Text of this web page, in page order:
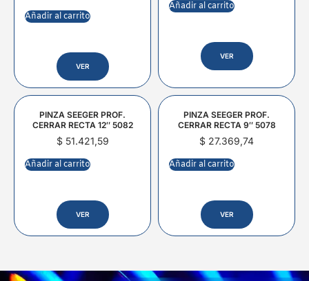
Añadir al carrito
VER
Añadir al carrito
VER
PINZA SEEGER PROF.
CERRAR RECTA 12″ 5082
$51.421,59
Añadir al carrito
VER
PINZA SEEGER PROF.
CERRAR RECTA 9″ 5078
$ 27.369,74
Añadir al carrito
VER